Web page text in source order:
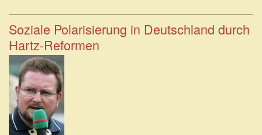
bestimmt
die
Arbeitszeit?
Arbeitszeitflexibilität
im
EU-
Vergleich
Soziale Polarisierung in Deutschland durch
Hartz-Reformen